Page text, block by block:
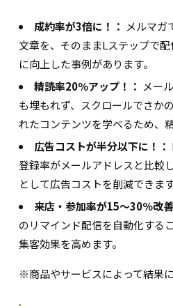
成約率が3倍に！： メルマガ
文章を、そのままLステップで
に向上した事例があります。
精読率20％アップ！： メー
も埋もれず、スクロールでさか
れたコンテンツを学べるため、
広告コストが半分以下に！：
登録率がメールアドレスと比較
として広告コストを削減できます
来店・参加率が15～30％改善
のリマインド配信を自動化する
集客効果を高めます。
※商品やサービスによって結果